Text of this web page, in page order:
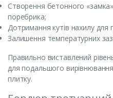
Створення бетонного
поребрика;
Дотримання кутів нахилу для
Залишення температурних
Правильно виставлений
для подальшого
плитку.